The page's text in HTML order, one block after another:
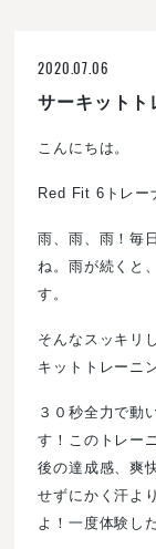
2020.07.06
サーキットト
こんにちは。
Red Fit 6トレー
雨、雨、雨！毎
ね。雨が続くと
す。
そんなスッキリ
キットトレーニ
３０秒全力で動
す！このトレー
後の達成感、爽
せずにかく汗よ
よ！一度体験し